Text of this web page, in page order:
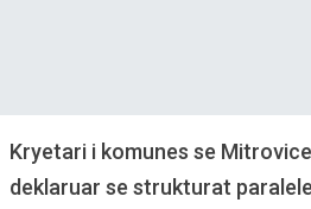
Kryetari i komunes se
deklaruar se strukturat